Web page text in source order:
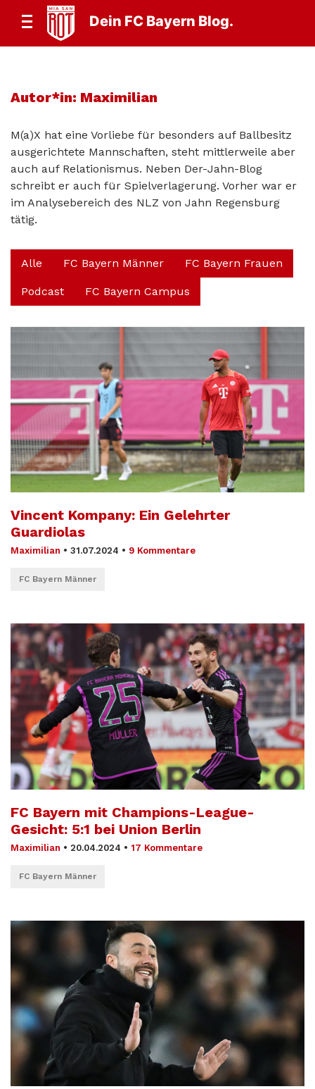
Dein FC Bayern Blog.
Autor*in: Maximilian
M(a)X hat eine Vorliebe für besonders auf Ballbesitz
ausgerichtete Mannschaften, steht mittlerweile aber
auch auf Relationismus. Neben Der-Jahn-Blog
schreibt er auch für Spielverlagerung. Vorher war er
im Analysebereich des NLZ von Jahn Regensburg
tätig.
Alle FC Bayern Männer FC Bayern Frauen
Podcast FC Bayern Campus
Vincent Kompany: Ein Gelehrter
Guardiolas
Maximilian • 31.07.2024 • 9 Kommentare
FC Bayern Männer
FC Bayern mit Champions-League-
Gesicht: 5:1 bei Union Berlin
Maximilian • 20.04.2024 • 17 Kommentare
FC Bayern Männer